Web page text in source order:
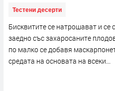
Тестени десерти
Бисквитите се натрошават и
заедно със захаросаните
по малко се добавя
средата на основата на всеки...